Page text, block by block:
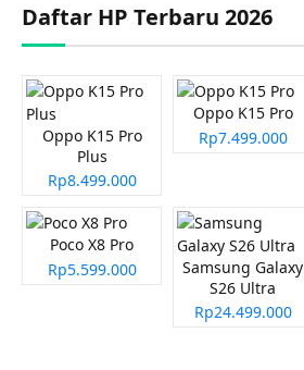
Daftar HP Terbaru 2026
Oppo K15 Pro
Plus
Rp8.499.000
Oppo K15 Pro
Rp7.499.000
Poco X8 Pro
Rp5.599.000
Samsung Galaxy
S26 Ultra
Rp24.499.000